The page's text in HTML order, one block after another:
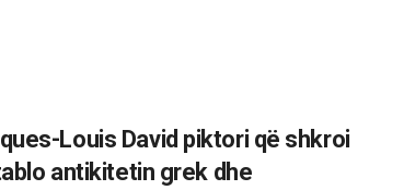
Louis David piktori që shkroi
antikitetin grek dhe